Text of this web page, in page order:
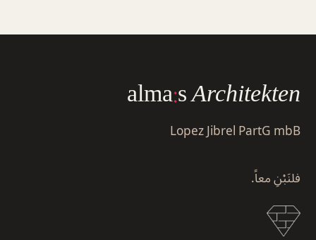
alma:sArchitekten
Lopez Jibrel PartG mbB
فلنَبْنِ معاً.